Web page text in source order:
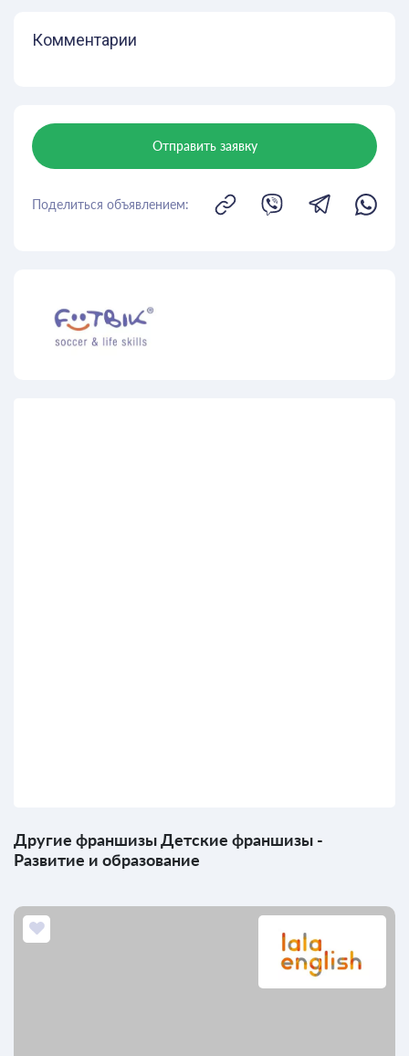
Комментарии
Отправить заявку
Поделиться объявлением:
Другие франшизы Детские франшизы -
Развитие и образование